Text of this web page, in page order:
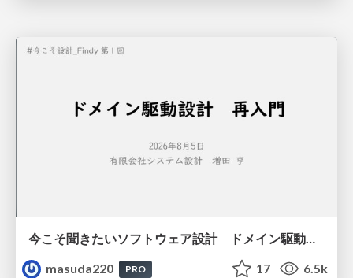
今こそ聞きたいソフトウェア設計 ドメイン駆動設計再入門
masuda220
PRO 17 6.5k